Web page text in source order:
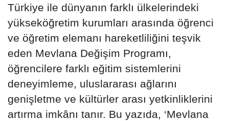
Türkiye ile dünyanın farklı ülkelerindeki
yükseköğretim kurumları arasında öğrenci
ve öğretim elemanı hareketliliğini teşvik
eden Mevlana Değişim Programı,
öğrencilere farklı eğitim sistemlerini
deneyimleme, uluslararası ağlarını
genişletme ve kültürler arası yetkinliklerini
artırma imkânı tanır. Bu yazıda, ‘Mevlana